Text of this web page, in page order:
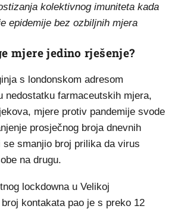
kolektivnog imuniteta kada
epidemije bez ozbiljnih mjera
mjere jedino rješenje?
s londonskom adresom
nedostatku farmaceutskih mjera,
mjere protiv pandemije svode
prosječnog broja dnevnih
se smanjio broj prilika da virus
na drugu.
lockdowna u Velikoj
kontakata pao je s preko 12